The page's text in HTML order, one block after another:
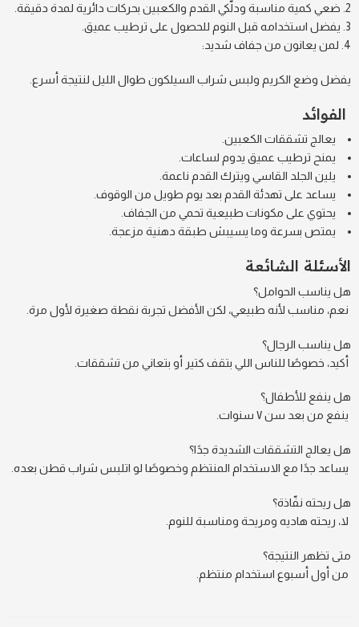
ضعي كمية مناسبة ودلّكي القدم والكعبين بحركات دائرية لمدة دقيقة.
يفضل استخدامه قبل النوم للحصول على ترطيب عميق.
لمن يعانون من جفاف شديد:
يفضل وضع الكريم ولبس شراب السيلكون طوال الليل لنتيجة أسرع.
الفوائد
يعالج تشققات الكعبين.
يمنح ترطيب عميق يدوم لساعات.
يلين الجلد القاسي ويترك القدم ناعمة.
يساعد على تهدئة القدم بعد يوم طويل من الوقوف.
يحتوي على مكونات طبيعية تحمي من الجفاف.
يمتص بسرعة وما يسيبش طبقة دهنية مزعجة.
الأسئلة الشائعة
هل يناسب الحوامل؟
نعم، مناسب لأنه طبيعي، لكن الأفضل تجربة نقطة صغيرة لأول مرة.
هل يناسب الرجال؟
أكيد، خصوصًا للناس اللي بتقف كتير أو بتعاني من تشققات.
هل ينفع للأطفال؟
ينفع من بعد سن ٧ سنوات.
هل يعالج التشققات الشديدة جدًا؟
يساعد جدًا مع الاستخدام المنتظم وخصوصًا لو اتلبس شراب قطن بعده.
هل ريحته نفّاذة؟
لا، ريحته هاديه ومريحة ومناسبة للنوم.
متى تظهر النتيجة؟
من أول أسبوع استخدام منتظم.